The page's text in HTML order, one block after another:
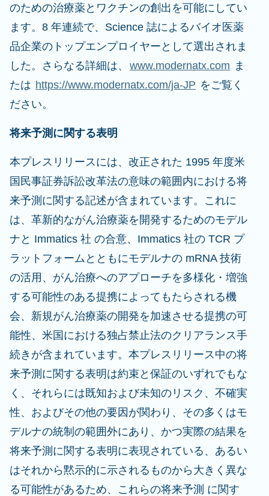
のための治療薬とワクチンの創出を可能にしてい
ます。8 年連続で、Science 誌によるバイオ医薬
品企業のトップエンプロイヤーとして選出されま
した。さらなる詳細は、 www.modernatx.com ま
たは https://www.modernatx.com/ja-JP をご覧く
ださい。
将来予測に関する表明
本プレスリリースには、改正された 1995 年度米
国民事証券訴訟改革法の意味の範囲内における将
来予測に関する記述が含まれています。これに
は、革新的ながん治療薬を開発するためのモデル
ナと Immatics 社 の合意、Immatics 社の TCR プ
ラットフォームとともにモデルナの mRNA 技術
の活用、がん治療へのアプローチを多様化・増強
する可能性のある提携によってもたらされる機
会、新規がん治療薬の開発を加速させる提携の可
能性、米国における独占禁止法のクリアランス手
続きが含まれています。本プレスリリース中の将
来予測に関する表明は約束と保証のいずれでもな
く、それらには既知および未知のリスク、不確実
性、およびその他の要因が関わり、その多くはモ
デルナの統制の範囲外にあり、かつ実際の結果を
将来予測に関する表明に表現されている、あるい
はそれから黙示的に示されるものから大きく異な
る可能性があるため、これらの将来予測 に関す